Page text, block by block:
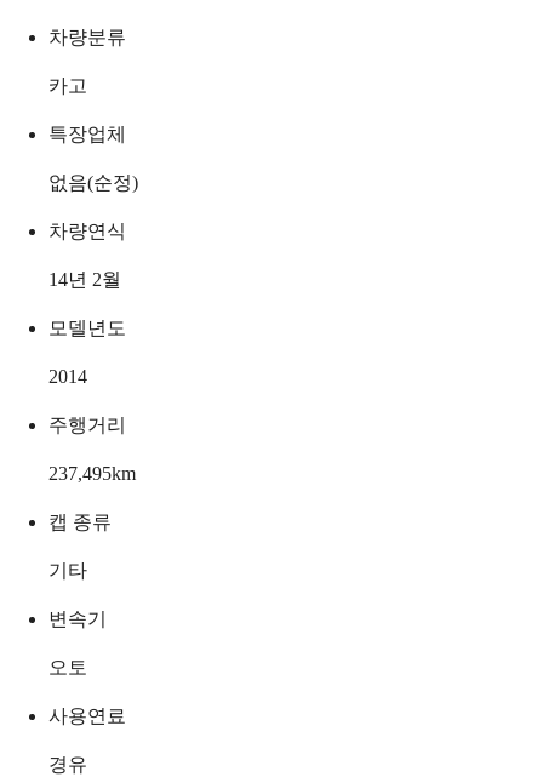
차량분류
카고
특장업체
없음(순정)
차량연식
14년 2월
모델년도
2014
주행거리
237,495km
캡 종류
기타
변속기
오토
사용연료
경유